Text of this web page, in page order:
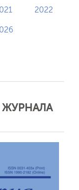
2022
ЖУРНАЛА